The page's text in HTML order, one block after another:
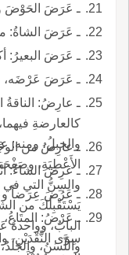
ـ عَرَضَ الحَوْضَ والقِرْبَةَ: ملأَهُما.
ـ عَرَضَ الشاةُ: ماتتْ بمَرَضٍ.
ـ عَرَضَ البعيرُ: أكلَ من أعراضِ الشجرِ، أي: أعاليهِ.
ـ عَرَضَ عَرْضَه، وعُرْضَهُ: نَحا نَحْوَه.
ـ عارِضُ: الناقةُ
كالعارضةِ
الأَعْطِيَةِ،
يَسْتَقْبِلُكَ من
البابُ، وواحدةُ
واللَّسَنُ،
ـ عارِضُ من
ـ عَرِضَ الشاءُ: انْشَقَّ من كَثْرَةِ العُشْبِ.
ـ عَرُضَ عِرَضاً وعَراضةً: صارَ عَريضاً.
ـ عَرْضُ:
سِوَى النَّقْدَيْنِ،